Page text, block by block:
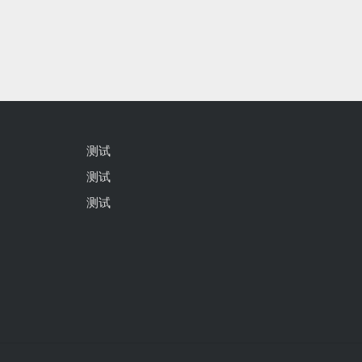
测试
测试
测试